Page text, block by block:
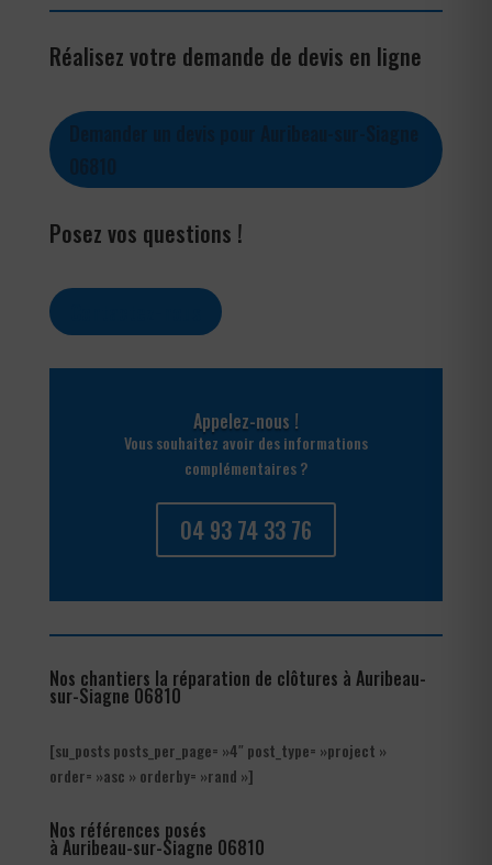
Réalisez votre demande de devis en ligne
Posez vos questions !
Appelez-nous !
Vous souhaitez avoir des informations
complémentaires ?
04 93 74 33 76
Nos chantiers la réparation de clôtures à Auribeau-
sur-Siagne 06810
[su_posts posts_per_page= »4″ post_type= »project »
order= »asc » orderby= »rand »]
Nos références posés
à Auribeau-sur-Siagne 06810